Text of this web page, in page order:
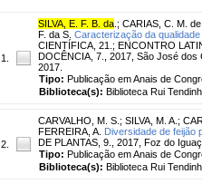
1.
SILVA, E. F. B. da ; CARIAS, C. M.
F. da S. Caracterização da
CIENTÍFICA, 21.; ENCONTRO
DOCÊNCIA, 7., 2017, São José dos
2017.
Tipo: Publicação em Anais de
Biblioteca(s): Biblioteca Rui
2.
CARVALHO, M. S. ; SILVA, M. A. ;
FERREIRA, A. Diversidade de feijão
DE PLANTAS, 9., 2017, Foz do
Tipo: Publicação em Anais de
Biblioteca(s): Biblioteca Rui